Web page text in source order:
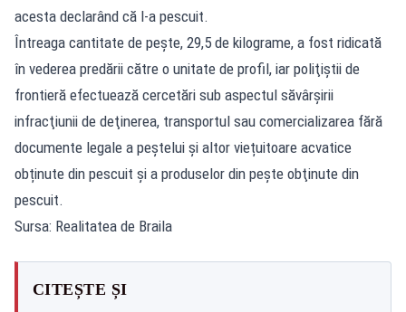
acesta declarând că l-a pescuit.
Întreaga cantitate de peşte, 29,5 de kilograme, a fost ridicată
în vederea predării către o unitate de profil, iar poliţiştii de
frontieră efectuează cercetări sub aspectul săvârşirii
infracţiunii de deţinerea, transportul sau comercializarea fără
documente legale a peştelui și altor viețuitoare acvatice
obținute din pescuit şi a produselor din peşte obţinute din
pescuit.
Sursa: Realitatea de Braila
CITEȘTE ȘI